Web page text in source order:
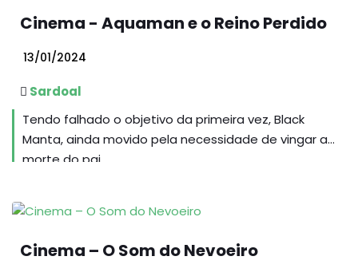
Cinema - Aquaman e o Reino Perdido
13/01/2024
Sardoal
Tendo falhado o objetivo da primeira vez, Black
Manta, ainda movido pela necessidade de vingar a
morte do pai...
Cinema – O Som do Nevoeiro